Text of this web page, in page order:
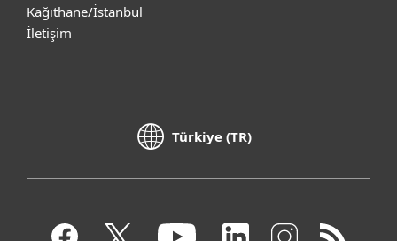
Kağıthane/İstanbul
İletişim
Türkiye (TR)